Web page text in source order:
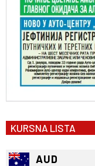
KURSNA LISTA
AUD